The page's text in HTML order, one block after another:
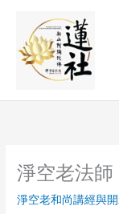
content
淨空老法
淨空老和尚講經與